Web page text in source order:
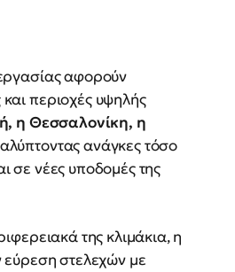
αφορούν
περιοχές υψηλής
η Θεσσαλονίκη, η
ανάγκες τόσο
σε νέες υποδομές της
της κλιμάκια, η
εύρεση στελεχών με